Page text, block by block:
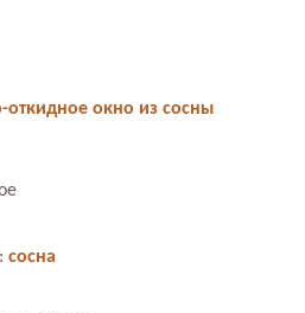
окно из сосны
сосна